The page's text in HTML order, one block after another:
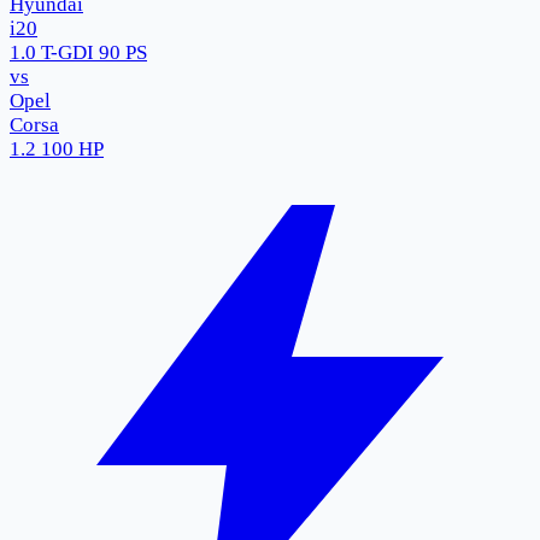
i20
1.0 T-GDI 90 PS
vs
Opel
Corsa
1.2 100 HP